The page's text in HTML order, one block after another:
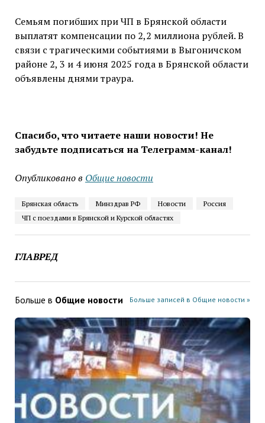
Семьям погибших при ЧП в Брянской области
выплатят компенсации по 2,2 миллиона рублей. В
связи с трагическими событиями в Выгоничском
районе 2, 3 и 4 июня 2025 года в Брянской области
объявлены днями траура.
Спасибо, что читаете наши новости! Не
забудьте подписаться на Телеграмм-канал!
Опубликовано в Общие новости
Брянская область Минздрав РФ Новости
Россия
ЧП с поездами в Брянской и Курской областях
ГЛАВРЕД
Больше в Общие новости Больше записей в Общие новости »